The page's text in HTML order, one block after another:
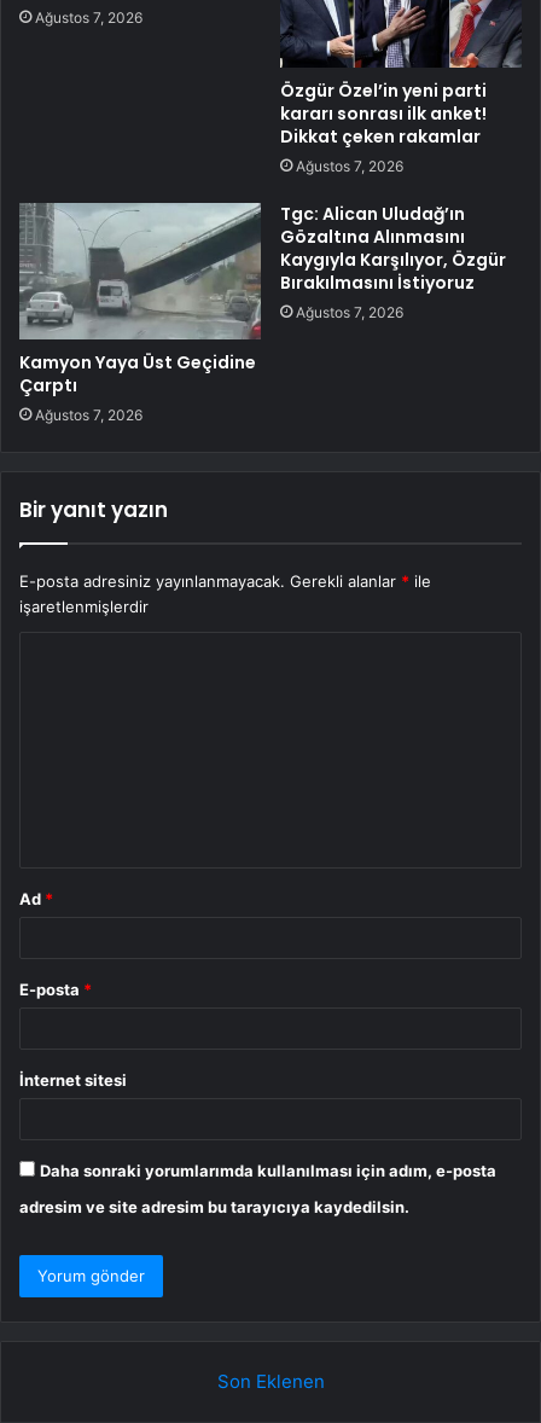
Ağustos 7, 2026
Özgür Özel’in yeni parti
kararı sonrası ilk anket!
Dikkat çeken rakamlar
Ağustos 7, 2026
Kamyon Yaya Üst Geçidine
Çarptı
Ağustos 7, 2026
Tgc: Alican Uludağ’ın
Gözaltına Alınmasını
Kaygıyla Karşılıyor, Özgür
Bırakılmasını İstiyoruz
Ağustos 7, 2026
Bir yanıt yazın
E-posta adresiniz yayınlanmayacak. Gerekli alanlar * ile
işaretlenmişlerdir
Ad *
E-posta *
İnternet sitesi
Daha sonraki yorumlarımda kullanılması için adım, e-posta
adresim ve site adresim bu tarayıcıya kaydedilsin.
Son Eklenen